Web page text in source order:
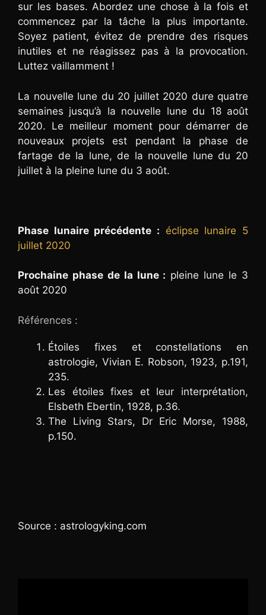
sur les bases. Abordez une chose à la fois et
commencez par la tâche la plus importante.
Soyez patient, évitez de prendre des risques
inutiles et ne réagissez pas à la provocation.
Luttez vaillamment !
La nouvelle lune du 20 juillet 2020 dure quatre
semaines jusqu’à la nouvelle lune du 18 août
2020. Le meilleur moment pour démarrer de
nouveaux projets est pendant la phase de
fartage de la lune, de la nouvelle lune du 20
juillet à la pleine lune du 3 août.
Phase lunaire précédente : éclipse lunaire 5
juillet 2020
Prochaine phase de la lune : pleine lune le 3
août 2020
Références :
Étoiles fixes et constellations en
astrologie, Vivian E. Robson, 1923, p.191,
235.
Les étoiles fixes et leur interprétation,
Elsbeth Ebertin, 1928, p.36.
The Living Stars, Dr Eric Morse, 1988,
p.150.
Source : astrologyking.com